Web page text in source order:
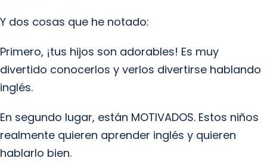
Y dos cosas que he notado:
Primero, ¡tus hijos son adorables! Es muy
divertido conocerlos y verlos divertirse hablando
inglés.
En segundo lugar, están MOTIVADOS. Estos niños
realmente quieren aprender inglés y quieren
hablarlo bien.